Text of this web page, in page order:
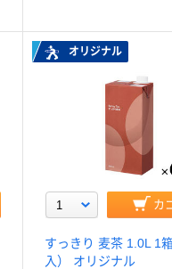
オリジナル
カ
すっきり 麦茶 1.0L 1
入） オリジナル